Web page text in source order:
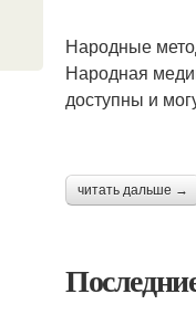
Народные
Народная
доступны и
читать дальше →